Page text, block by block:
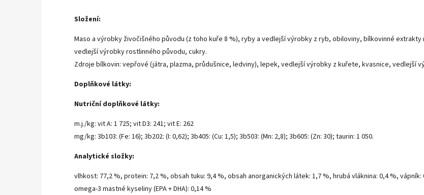
Složení:
Maso a výrobky živočišného původu (z toho kuře 8 %), ryby a vedlejší výrobky z ryb, obiloviny, bílkovinné
vedlejší výrobky rostlinného původu, cukry.
Zdroje bílkovin: vepřové (játra, plazma, průdušnice, ledviny), lepek, vedlejší výrobky z kuřete, kvasnice, vedlejší
Doplňkové látky:
Nutriční doplňkové látky:
m.j./kg: vit A: 1 725; vit D3: 241; vit E: 262
mg/kg: 3b103: (Fe: 16); 3b202: (I: 0,62); 3b405: (Cu: 1,5); 3b503: (Mn: 2,8); 3b605: (Zn: 30); taurin: 1 050.
Analytické složky:
vlhkost: 77,2 %, protein: 7,2 %, obsah tuku: 9,4 %, obsah anorganických látek: 1,7 %, hrubá vláknina: 0,4 %,
omega-3 mastné kyseliny (EPA + DHA): 0,14 %